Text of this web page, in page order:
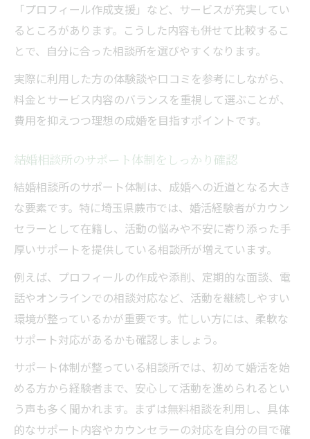
「プロフィール作成支援」など、サービスが充実してい
るところがあります。こうした内容も併せて比較するこ
とで、自分に合った相談所を選びやすくなります。
実際に利用した方の体験談や口コミを参考にしながら、
料金とサービス内容のバランスを重視して選ぶことが、
費用を抑えつつ理想の成婚を目指すポイントです。
結婚相談所のサポート体制をしっかり確認
結婚相談所のサポート体制は、成婚への近道となる大き
な要素です。特に埼玉県蕨市では、婚活経験者がカウン
セラーとして在籍し、活動の悩みや不安に寄り添った手
厚いサポートを提供している相談所が増えています。
例えば、プロフィールの作成や添削、定期的な面談、電
話やオンラインでの相談対応など、活動を継続しやすい
環境が整っているかが重要です。忙しい方には、柔軟な
サポート対応があるかも確認しましょう。
サポート体制が整っている相談所では、初めて婚活を始
める方から経験者まで、安心して活動を進められるとい
う声も多く聞かれます。まずは無料相談を利用し、具体
的なサポート内容やカウンセラーの対応を自分の目で確